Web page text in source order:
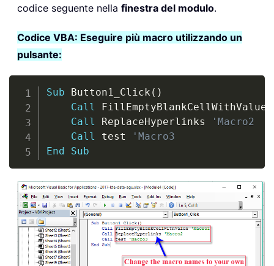
codice seguente nella finestra del modulo.
Codice VBA: Eseguire più macro utilizzando un
pulsante:
Sub Button1_Click ( )
Call FillEmptyBlankCellWithValue
Call ReplaceHyperlinks
'Macro2
Call test
'Macro3
End
Sub